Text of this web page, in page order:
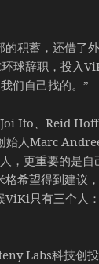
的积蓄，还借了
球辞职，投入
们自己找的。”
Joi Ito、Reid
始人Marc
，更重要的是自
格希望得到建议
ViKi只有三个人
Labs科技创